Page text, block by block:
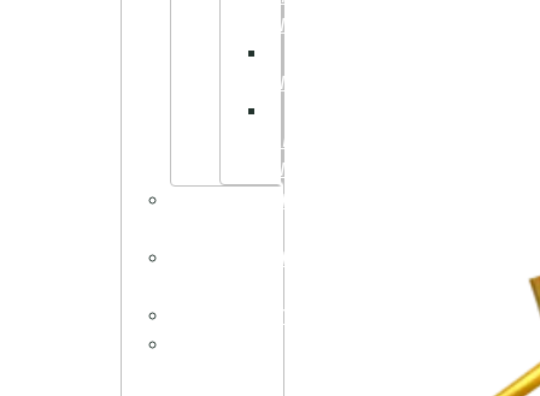
TILBEHØR
TILBEHØR
ARTS
TILBEHØR
BARN/UNGDOM
BARN/UNGDOM
BALANSESYKKEL